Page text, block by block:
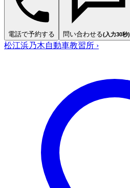
電話で予約する 問い合わせる(入力30秒)
松江浜乃木自動車教習所 ›